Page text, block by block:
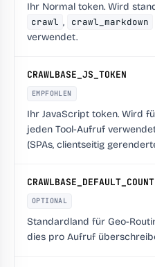
Ihr Normal token. Wird
crawl , crawl_markdown
verwendet.
CRAWLBASE_JS_TOKEN
EMPFOHLEN
Ihr JavaScript token. Wird
jeden Tool-Aufruf
(SPAs, clientseitig
OPTIONAL
Standardland für Geo-
dies pro Aufruf